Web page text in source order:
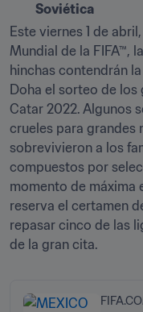
Soviética
Este viernes 1 de
Mundial de la FIFA™,
hinchas contendrán
Doha el sorteo de
Catar 2022. Algunos
crueles para grandes
sobrevivieron a los
compuestos por
momento de máxima
reserva el certamen
repasar cinco de las
de la gran cita.